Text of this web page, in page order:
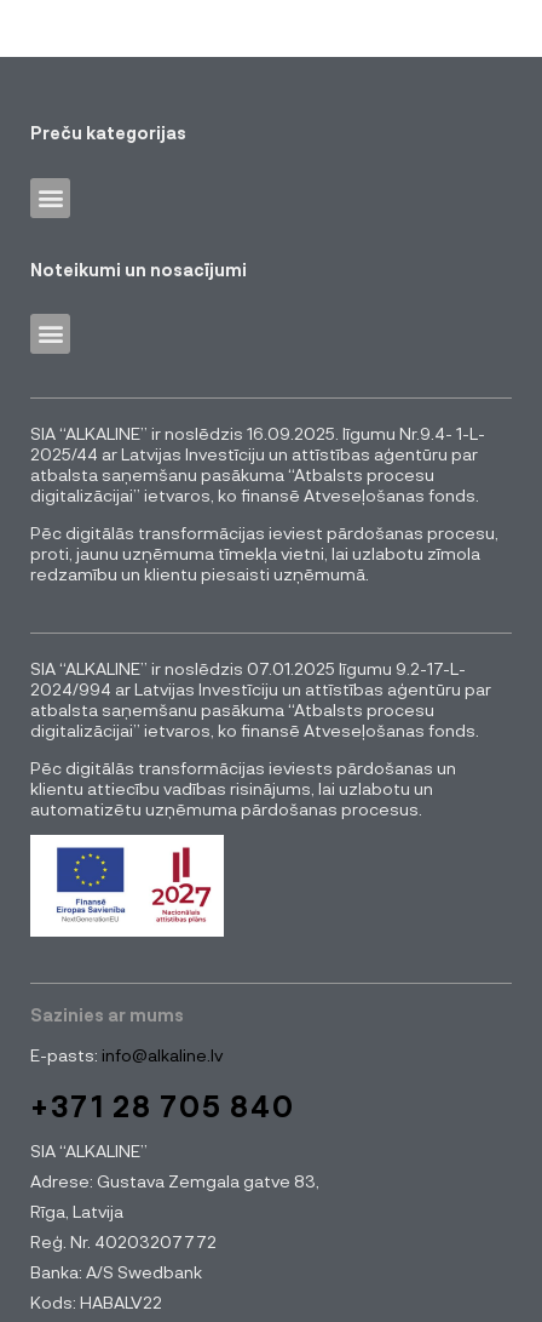
Preču kategorijas
Noteikumi un nosacījumi
SIA “ALKALINE” ir noslēdzis 16.09.2025. līgumu Nr.9.4- 1-L-
2025/44 ar Latvijas Investīciju un attīstības aģentūru par
atbalsta saņemšanu pasākuma “Atbalsts procesu
digitalizācijai” ietvaros, ko finansē Atveseļošanas fonds.
Pēc digitālās transformācijas ieviest pārdošanas procesu,
proti, jaunu uzņēmuma tīmekļa vietni, lai uzlabotu zīmola
redzamību un klientu piesaisti uzņēmumā.
SIA “ALKALINE” ir noslēdzis 07.01.2025 līgumu 9.2-17-L-
2024/994 ar Latvijas Investīciju un attīstības aģentūru par
atbalsta saņemšanu pasākuma “Atbalsts procesu
digitalizācijai” ietvaros, ko finansē Atveseļošanas fonds.
Pēc digitālās transformācijas ieviests pārdošanas un
klientu attiecību vadības risinājums, lai uzlabotu un
automatizētu uzņēmuma pārdošanas procesus.
Sazinies ar mums
E-pasts: info@alkaline.lv
+371 28 705 840
SIA “ALKALINE”
Adrese: Gustava Zemgala gatve 83,
Rīga, Latvija
Reģ. Nr. 40203207772
Banka: A/S Swedbank
Kods: HABALV22